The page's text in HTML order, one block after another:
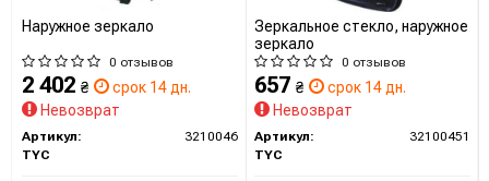
Наружное зеркало
0 отзывов
2 402 ₴
срок 14 дн.
Невозврат
Артикул:
3210046
TYC
Зеркальное стекло, наружное
зеркало
0 отзывов
657 ₴
срок 14 дн.
Невозврат
Артикул:
32100451
TYC